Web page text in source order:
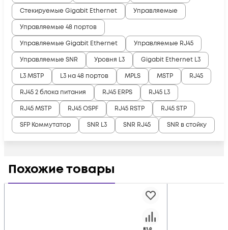
Стекируемые Gigabit Ethernet
Управляемые
Управляемые 48 портов
Управляемые Gigabit Ethernet
Управляемые RJ45
Управляемые SNR
Уровня L3
Gigabit Ethernet L3
L3 MSTP
L3 на 48 портов MPLS MSTP
RJ45
RJ45 2 блока питания
RJ45 ERPS
RJ45 L3
RJ45 MSTP
RJ45 OSPF RJ45 RSTP
RJ45 STP
SFP Коммутатор
SNR L3 SNR RJ45 SNR в стойку
Похожие товары